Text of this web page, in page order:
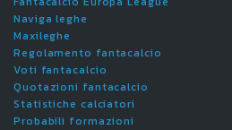
Naviga leghe
Maxileghe
Regolamento fantacalcio
Voti fantacalcio
Quotazioni fantacalcio
Statistiche calciatori
Probabili formazioni